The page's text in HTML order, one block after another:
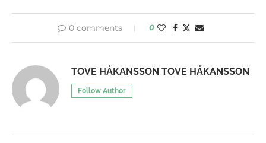
0 comments 0
TOVE HÅKANSSON TOVE HÅKANSSON
Follow Author